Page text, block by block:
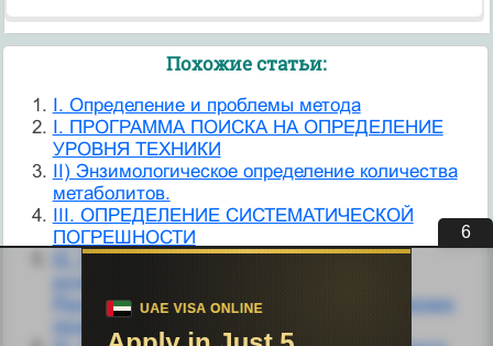
Похожие статьи:
I. Определение и проблемы метода
I. ПРОГРАММА ПОИСКА НА ОПРЕДЕЛЕНИЕ
УРОВНЯ ТЕХНИКИ
II) Энзимологическое определение количества
метаболитов.
III. ОПРЕДЕЛЕНИЕ СИСТЕМАТИЧЕСКОЙ
ПОГРЕШНОСТИ
III. Порядок хранения, содержания и
использования Государственного флага
Российской Федерации при отдании воинских
почестей
5